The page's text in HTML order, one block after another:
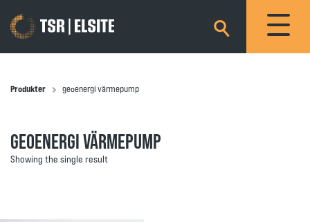
×
Produkter geoenergi värmepump
GEOENERGI VÄRMEPUMP
Showing the single result